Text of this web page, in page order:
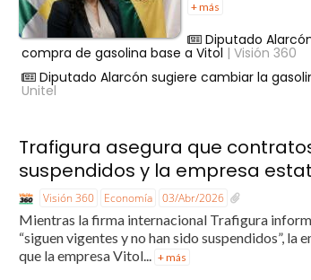
+ más
Diputado
compra de gasolina base a Vitol | Visión 360
Diputado Alarcón sugiere cambiar la
Unitel
Trafigura asegura que
suspendidos y la empresa
Visión 360 Economía 03/Abr/2026
Mientras la firma internacional Trafigura
“siguen vigentes y no han sido suspendidos”,
que la empresa Vitol... + más